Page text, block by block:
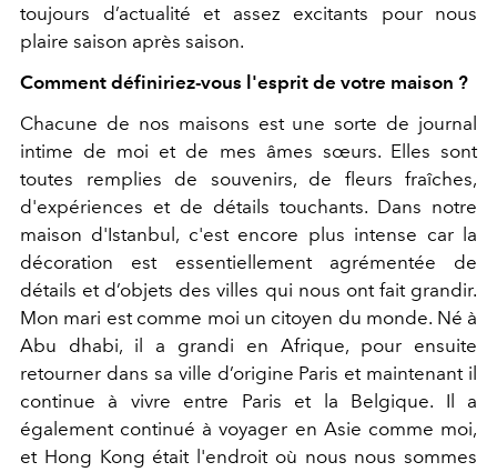
toujours d’actualité et assez excitants pour nous
plaire saison après saison.
Comment définiriez-vous l'esprit de votre maison ?
Chacune de nos maisons est une sorte de journal
intime de moi et de mes âmes sœurs. Elles sont
toutes remplies de souvenirs, de fleurs fraîches,
d'expériences et de détails touchants. Dans notre
maison d'Istanbul, c'est encore plus intense car la
décoration est essentiellement agrémentée de
détails et d’objets des villes qui nous ont fait grandir.
Mon mari est comme moi un citoyen du monde. Né à
Abu dhabi, il a grandi en Afrique, pour ensuite
retourner dans sa ville d’origine Paris et maintenant il
continue à vivre entre Paris et la Belgique. Il a
également continué à voyager en Asie comme moi,
et Hong Kong était l'endroit où nous nous sommes